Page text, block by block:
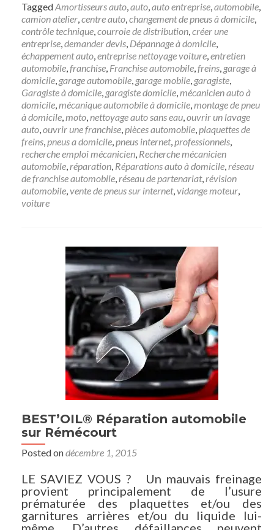
TaggedAmortisseurs auto,auto,auto entreprise,automobile,
camion atelier,centre auto,changement de pneus à domicile,
contrôle technique,courroie de distribution,créer une
entreprise,demander devis, Dépannage à domicile,
échappement auto,entreprise nettoyage voiture,entretien
automobile,franchise, Franchise automobile,freins, garage à
domicile, garage automobile, garage mobile, garagiste,
Garagiste à domicile, garagiste domicile,mécanicien auto à
domicile,mécanique automobile à domicile,montage de pneu
à domicile,moto,nettoyage auto sans eau,ouvrir un lavage
auto,ouvrir une franchise,pièces automobile,plaquettes de
freins,pneus a domicile,pneus internet,professionnels,
recherche emploi mécanicien, Recherche mécanicien
automobile,réparation, Réparations auto à domicile,réseau
de franchise automobile,réseau de partenariat,révision
automobile,vente de pneus sur internet,vidange moteur,
voiture
BEST’OIL® Réparation automobile
sur Rémécourt
Posted ondécembre 1, 2015
LE SAVIEZ VOUS ? Un mauvais freinage
provient principalement de l’usure
prématurée des plaquettes et/ou des
garnitures arrières et/ou du liquide lui-